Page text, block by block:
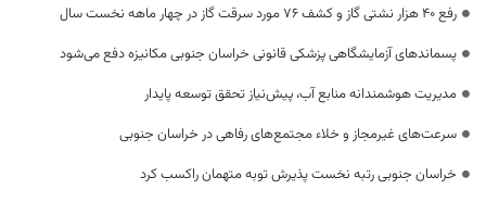
رفع 40 هزار نشتی گاز و کشف 76 مورد سرقت گاز در چهار ماهه نخست سال
پسماندهای آزمایشگاهی پزشکی قانونی خراسان جنوبی مکانیزه دفع می‌شود
مدیریت هوشمندانه منابع آب، پیش‌نیاز تحقق توسعه پایدار
سرعت‌های غیرمجاز و خلاء مجتمع‌های رفاهی در خراسان جنوبی
خراسان جنوبی رتبه نخست پذیرش توبه متهمان راکسب کرد